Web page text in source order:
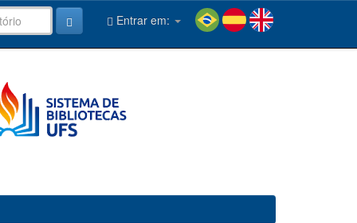
Entrar em: